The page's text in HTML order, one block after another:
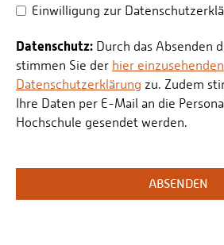
Einwilligung zur
Datenschutz: Durch das Absenden
stimmen Sie der hier einzusehenden
Datenschutzerklärung zu. Zudem
Ihre Daten per E-Mail an die
Hochschule gesendet werden.
ABSENDEN